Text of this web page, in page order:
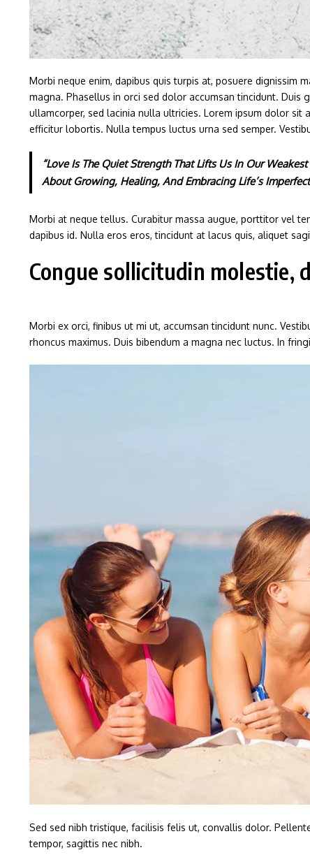
Morbi neque enim, dapibus quis turpis at, posuere dignissim
magna. Phasellus in orci sed dolor accumsan tincidunt.
ullamcorper, sed lacinia nulla ultricies. Lorem ipsum dolor
efficitur lobortis. Nulla tempus luctus urna sed semper.
“Love Is The Quiet Strength That Lifts Us In Our
About Growing, Healing, And Embracing Life’s
Morbi at neque tellus. Curabitur massa augue, porttitor vel
dapibus id. Nulla eros eros, tincidunt at lacus quis, aliquet
Congue sollicitudin molestie,
Morbi ex orci, finibus ut mi ut, accumsan tincidunt nunc.
rhoncus maximus. Duis bibendum a magna nec luctus. In
Sed sed nibh tristique, facilisis felis ut, convallis dolor.
tempor, sagittis nec nibh.